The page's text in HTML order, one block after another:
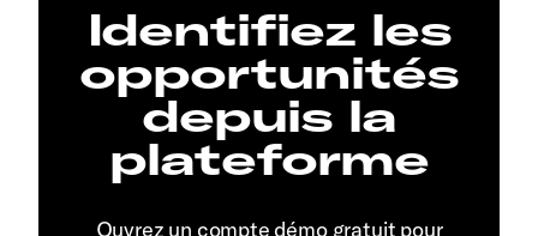
Identifiez les
opportunités
depuis la
plateforme
Ouvrez un compte démo gratuit pour